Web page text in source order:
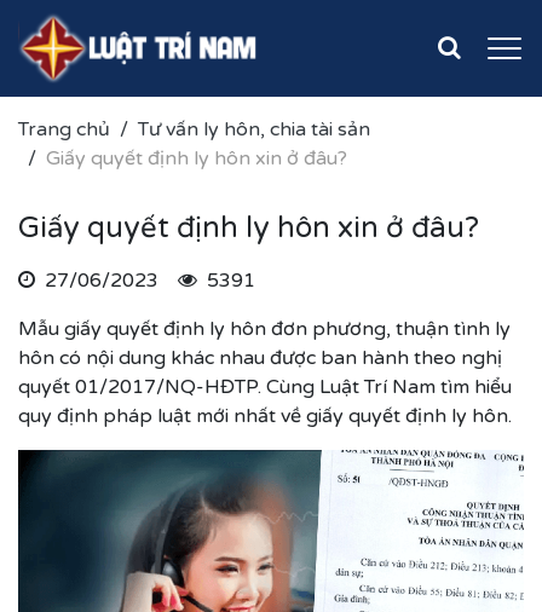
Trang chủ
Tư vấn ly hôn, chia tài sản
Giấy quyết định ly hôn xin ở đâu?
Giấy quyết định ly hôn xin ở đâu?
27/06/2023
5391
Mẫu giấy quyết định ly hôn đơn phương, thuận tình ly
hôn có nội dung khác nhau được ban hành theo nghị
quyết 01/2017/NQ-HĐTP. Cùng Luật Trí Nam tìm hiểu
quy định pháp luật mới nhất về giấy quyết định ly hôn.